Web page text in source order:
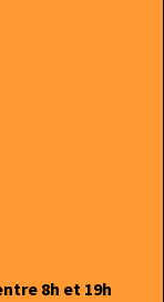
8h et 19h